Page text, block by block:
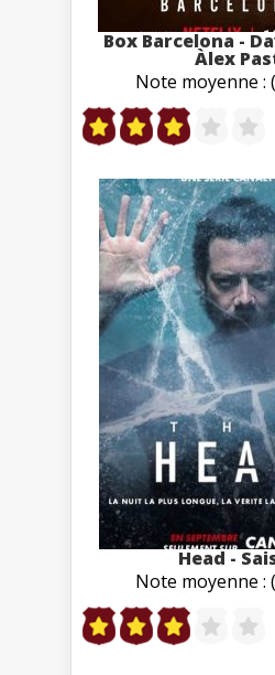
Box Barcelona -
Àlex
Note moyenne :
Head -
Note moyenne :